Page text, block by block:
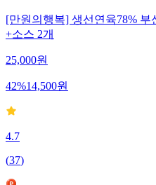
[만원의행복] 생선연육78%
+소스 2개
25,000원
42%14,500원
4.7
(37)